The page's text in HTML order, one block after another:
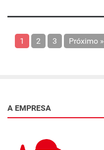
1 2 3 Próximo »
A EMPRESA